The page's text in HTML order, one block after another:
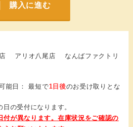
購入に進む
アリオ八尾店 なんばファクトリ
能日： 最短で1日後のお受け取りとな
の受付になります。